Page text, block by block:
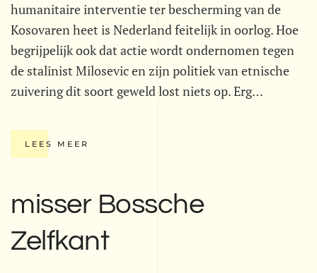
humanitaire interventie ter bescherming van de
Kosovaren heet is Nederland feitelijk in oorlog. Hoe
begrijpelijk ook dat actie wordt ondernomen tegen
de stalinist Milosevic en zijn politiek van etnische
zuivering dit soort geweld lost niets op. Erg…
LEES MEER
misser Bossche
Zelfkant